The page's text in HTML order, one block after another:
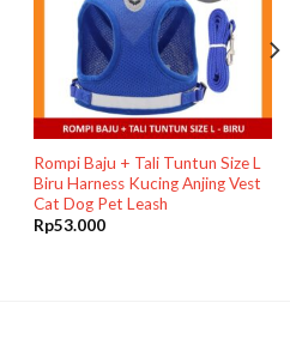
Rompi Baju + Tali Tuntun Size L
Biru Harness Kucing Anjing Vest
Cat Dog Pet Leash
Rp53.000